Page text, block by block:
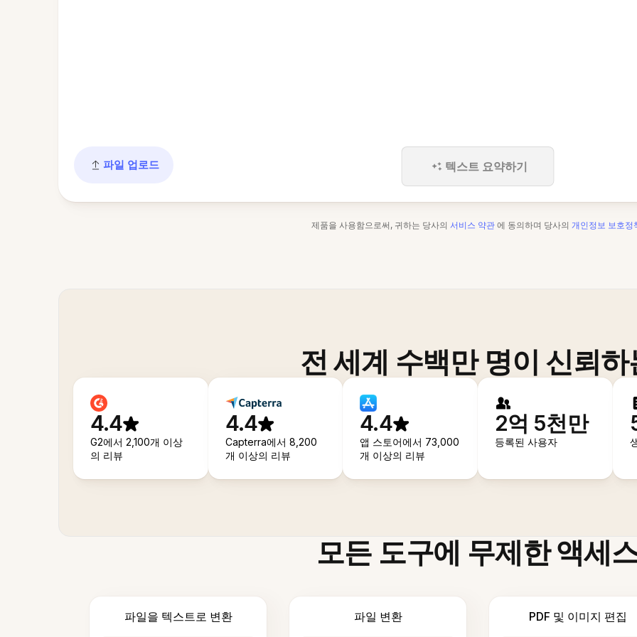
파일 업로드 텍스트 요약하기
제품을 사용함으로써, 귀하는 당사의 서비스 약관 에 동의하며 당사의 개인정보 보호정
전 세계 수백만 명이 신뢰하
4.4
G2에서 2,100개 이상
의 리뷰
4.4
Capterra에서 8,200
개 이상의 리뷰
4.4
앱 스토어에서 73,000
개 이상의 리뷰
2억 5천만
등록된 사용자
모든 도구에 무제한 액세
파일을 텍스트로 변환 파일 변환 PDF 및 이미지 편집